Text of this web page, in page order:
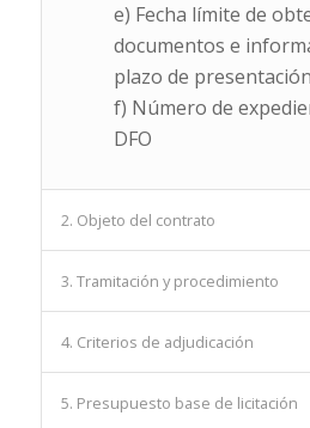
e) Fecha límite de
documentos e
plazo de
f) Número de
DFO
2. Objeto del contrato
3. Tramitación y procedimiento
4. Criterios de adjudicación
5. Presupuesto base de licitación